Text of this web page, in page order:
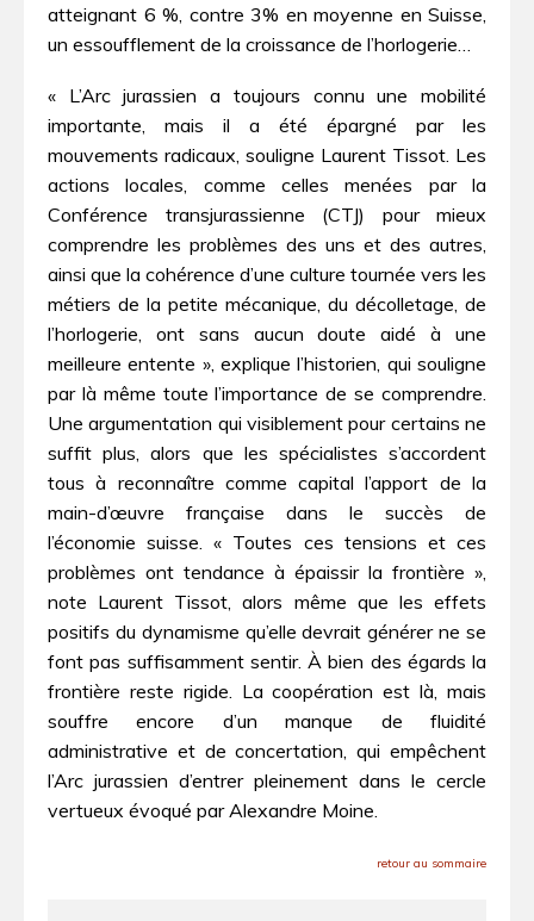
atteignant 6 %, contre 3% en moyenne en Suisse,
un essoufflement de la croissance de l’horlogerie…
« L’Arc jurassien a toujours connu une mobilité
importante, mais il a été épargné par les
mouvements radicaux, souligne Laurent Tissot. Les
actions locales, comme celles menées par la
Conférence transjurassienne (CTJ) pour mieux
comprendre les problèmes des uns et des autres,
ainsi que la cohérence d’une culture tournée vers les
métiers de la petite mécanique, du décolletage, de
l’horlogerie, ont sans aucun doute aidé à une
meilleure entente », explique l’historien, qui souligne
par là même toute l’importance de se comprendre.
Une argumentation qui visiblement pour certains ne
suffit plus, alors que les spécialistes s’accordent
tous à reconnaître comme capital l’apport de la
main-d’œuvre française dans le succès de
l’économie suisse. « Toutes ces tensions et ces
problèmes ont tendance à épaissir la frontière »,
note Laurent Tissot, alors même que les effets
positifs du dynamisme qu’elle devrait générer ne se
font pas suffisamment sentir. À bien des égards la
frontière reste rigide. La coopération est là, mais
souffre encore d’un manque de fluidité
administrative et de concertation, qui empêchent
l’Arc jurassien d’entrer pleinement dans le cercle
vertueux évoqué par Alexandre Moine.
retour au sommaire